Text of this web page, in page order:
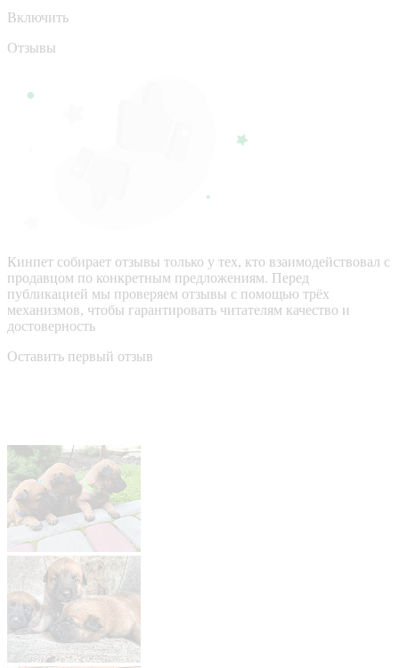
Включить
Отзывы
Кинпет собирает отзывы только у тех, кто взаимодействовал с
продавцом по конкретным предложениям. Перед
публикацией мы проверяем отзывы с помощью трёх
механизмов, чтобы гарантировать читателям качество и
достоверность
Оставить первый отзыв